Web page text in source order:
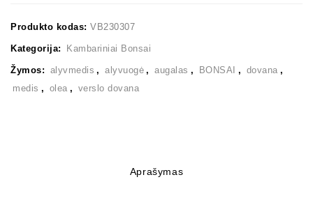
Produkto kodas: VB230307
Kategorija: Kambariniai Bonsai
Žymos: alyvmedis , alyvuogė , augalas , BONSAI , dovana ,
medis , olea , verslo dovana
Aprašymas